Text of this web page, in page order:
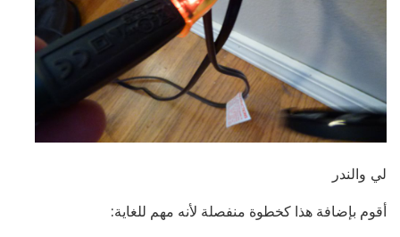
لي والندر
أقوم بإضافة هذا كخطوة منفصلة لأنه مهم للغاية: